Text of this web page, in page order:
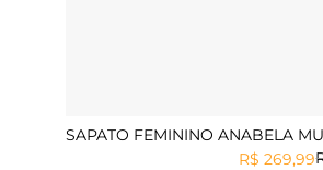
SAPATO FEMININO ANABELA
R$ 269,99